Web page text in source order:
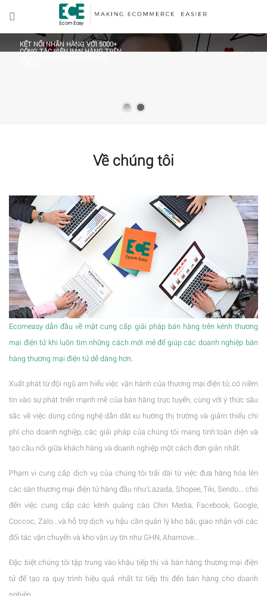
KẾT NỐI NHÃN HÀNG VỚI 5000+
CỘNG TÁC VIÊN BÁN HÀNG TRÊN
Về chúng tôi
Ecomeasy dẫn đầu về mặt cung cấp giải pháp bán hàng trên kênh thương
mại điện tử khi luôn tìm những cách mới mẻ để giúp các doanh nghiệp bán
hàng thương mại điện tử dễ dàng hơn.
Xuất phát từ đội ngũ am hiểu việc vận hành của thương mại điện tử, có niềm
tin vào sự phát triển mạnh mẽ của bán hàng trực tuyến, cùng với ý thức sâu
sắc về việc dùng công nghệ dẫn dắt xu hướng thị trường và giảm thiểu chi
phí cho doanh nghiệp, các giải pháp của chúng tôi mang tính toàn diện và
tạo cầu nối giữa khách hàng và doanh nghiệp một cách đơn giản nhất.
Phạm vi cung cấp dịch vụ của chúng tôi trải dài từ việc đưa hàng hóa lên
các sàn thương mại điện tử hàng đầu như Lazada, Shopee, Tiki, Sendo... cho
đến việc cung cấp các kênh quảng cáo Chin Media, Facebook, Google,
Coccoc, Zalo...và hỗ trợ dịch vụ hậu cần quản lý kho bãi, giao nhận với các
đối tác vận chuyển và kho vận uy tín như GHN, Ahamove...
Đặc biệt chúng tôi tập trung vào khâu tiếp thị và bán hàng thương mại điện
tử để tạo ra quy trình hiệu quả nhất từ tiếp thị đến bán hàng cho doanh
nghiệp.